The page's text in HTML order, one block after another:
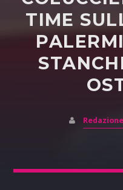
TIME
Redazione